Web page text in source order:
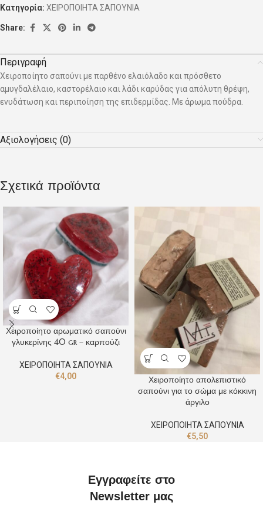
Κατηγορία: ΧΕΙΡΟΠΟΙΗΤΑ ΣΑΠΟΥΝΙΑ
Share:
Περιγραφή
Χειροποίητο σαπούνι με παρθένο ελαιόλαδο και πρόσθετο
αμυγδαλέλαιο, καστορέλαιο και λάδι καρύδας για απόλυτη θρέψη,
ενυδάτωση και περιποίηση της επιδερμίδας. Με άρωμα πούδρα.
Αξιολογήσεις (0)
Σχετικά προϊόντα
Χειροποίητο αρωματικό σαπούνι
γλυκερίνης 40 gr – καρπούζι
ΧΕΙΡΟΠΟΙΗΤΑ ΣΑΠΟΥΝΙΑ
€4,00
Χειροποίητο απολεπιστικό
σαπούνι για το σώμα με κόκκινη
άργιλο
ΧΕΙΡΟΠΟΙΗΤΑ ΣΑΠΟΥΝΙΑ
€5,50
Εγγραφείτε στο
Newsletter μας